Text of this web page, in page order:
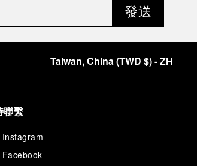
發送
Taiwan, China(TWD $)- ZH
聯繫
Instagram
Facebook